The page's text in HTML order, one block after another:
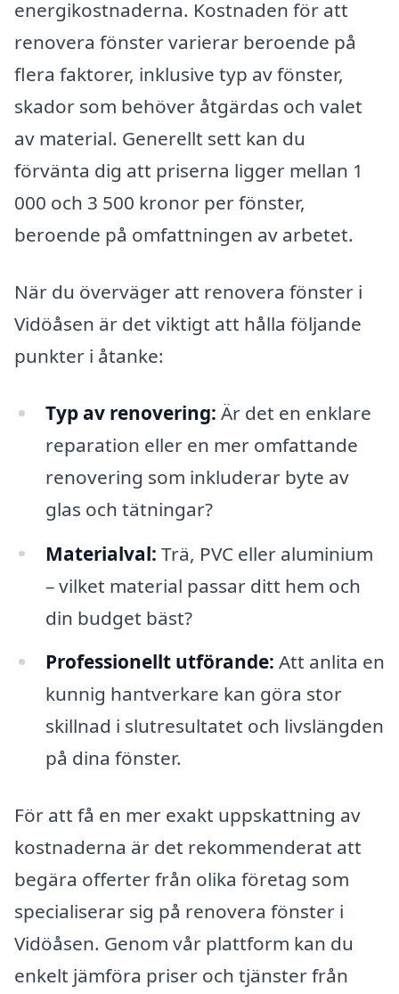
energikostnaderna. Kostnaden för att
renovera fönster varierar beroende på
flera faktorer, inklusive typ av fönster,
skador som behöver åtgärdas och valet
av material. Generellt sett kan du
förvänta dig att priserna ligger mellan 1
000 och 3 500 kronor per fönster,
beroende på omfattningen av arbetet.
När du överväger att renovera fönster i
Vidöåsen är det viktigt att hålla följande
punkter i åtanke:
Typ av renovering: Är det en enklare
reparation eller en mer omfattande
renovering som inkluderar byte av
glas och tätningar?
Materialval: Trä, PVC eller aluminium
– vilket material passar ditt hem och
din budget bäst?
Professionellt utförande: Att anlita en
kunnig hantverkare kan göra stor
skillnad i slutresultatet och livslängden
på dina fönster.
För att få en mer exakt uppskattning av
kostnaderna är det rekommenderat att
begära offerter från olika företag som
specialiserar sig på renovera fönster i
Vidöåsen. Genom vår plattform kan du
enkelt jämföra priser och tjänster från